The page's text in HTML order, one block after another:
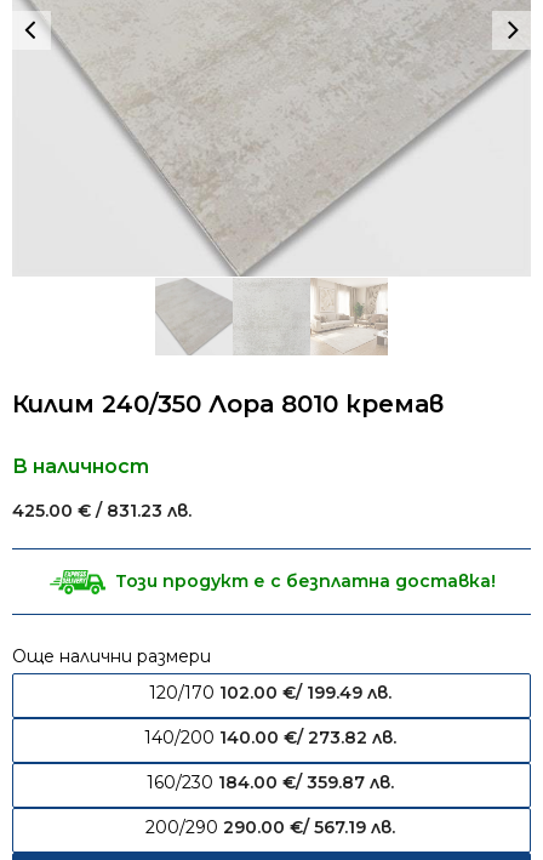
Килим 240/350 Лора 8010 кремав
В наличност
425.00 € / 831.23 лв.
Този продукт е с безплатна доставка!
Още налични размери
120/170 102.00 €/ 199.49 лв.
140/200 140.00 €/ 273.82 лв.
160/230 184.00 €/ 359.87 лв.
200/290 290.00 €/ 567.19 лв.